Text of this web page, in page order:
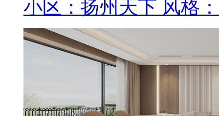
小区：扬州天下 风格